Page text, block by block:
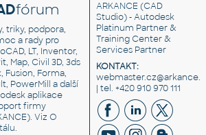
fórum
triky, podpora,
a rady pro
LT, Inventor,
Map, Civil 3D, 3ds
Fusion, Forma,
PowerMill a další
aplikace
firmy
VizO
.
ARKANCE (CAD
Studio) - Autodesk
Platinum Partner &
Training Center &
Services Partner
KONTAKT:
| tel. +420 910 970 111